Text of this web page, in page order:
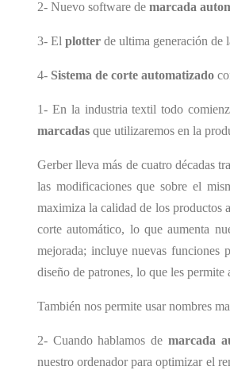
2- Nuevo software de marcada
3- El plotter de ultima generación de
4- Sistema de corte automatizado
1- En la industria textil todo
marcadas que utilizaremos en la
Gerber lleva más de cuatro décadas
las modificaciones que sobre el
maximiza la calidad de los productos
corte automático, lo que aumenta
mejorada; incluye nuevas funciones
diseño de patrones, lo que les
También nos permite usar nombres
2- Cuando hablamos de marcada
nuestro ordenador para optimizar el